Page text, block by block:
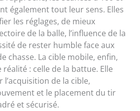
également tout leur sens. Elles
les réglages, de mieux
de la balle, l’influence de la
de rester humble face aux
chasse. La cible mobile, enfin,
: celle de la battue. Elle
de la cible,
et le placement du tir
et sécurisé.